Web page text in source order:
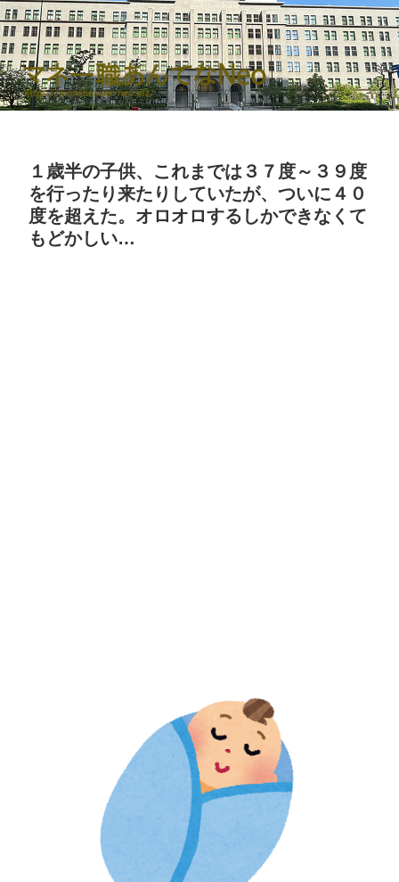
１歳半の子供、これまでは３７度～３９度
を行ったり来たりしていたが、ついに４０
度を超えた。オロオロするしかできなくて
もどかしい…